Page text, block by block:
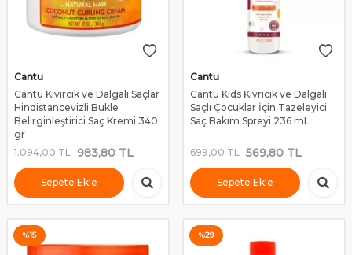
Cantu
Cantu Kıvırcık ve Dalgalı Saçlar
Hindistancevizli Bukle
Belirginleştirici Saç Kremi 340
gr
1.094,00TL 983,80 TL
Sepete Ekle
Cantu
Cantu Kids Kıvrıcık ve Dalgalı
Saçlı Çocuklar İçin Tazeleyici
Saç Bakım Spreyi 236 mL
699,00TL 569,80 TL
Sepete Ekle
%15 %29